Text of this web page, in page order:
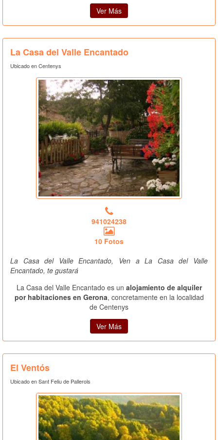
Ver Más
La Casa del Valle Encantado
Ubicado en Centenys
941024238
10 Fotos
La Casa del Valle Encantado, Ven a La Casa del Valle
Encantado, te gustará
La Casa del Valle Encantado es un alojamiento de alquiler
por habitaciones en Gerona, concretamente en la localidad
de Centenys
Ver Más
El Ventós
Ubicado en Sant Feliu de Pallerols